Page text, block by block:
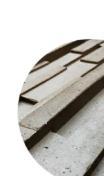
era:
$65.990.
es: